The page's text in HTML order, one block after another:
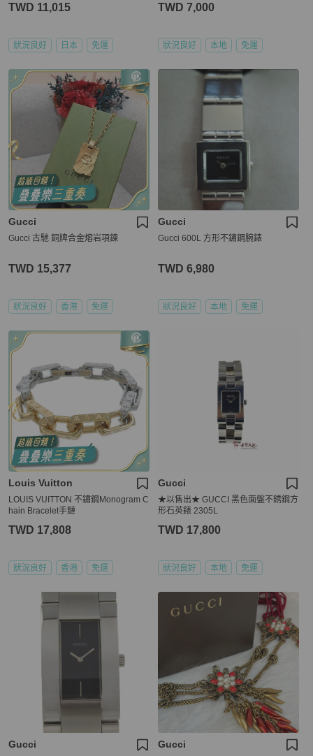
TWD 11,015
狀況良好 日本 免運
TWD 7,000
狀況良好 本地 免運
Gucci
Gucci 古馳 銅牌合金熔岩項鍊
TWD 15,377
狀況良好 香港 免運
Gucci
Gucci 600L 方形不鏽鋼腕錶
TWD 6,980
狀況良好 本地 免運
Louis Vuitton
LOUIS VUITTON 不鏽鋼Monogram C
hain Bracelet手鏈
TWD 17,808
狀況良好 香港 免運
Gucci
★以售出★ GUCCI 黑色面盤不銹鋼方
形石英錶 2305L
TWD 17,800
狀況良好 本地 免運
Gucci Gucci